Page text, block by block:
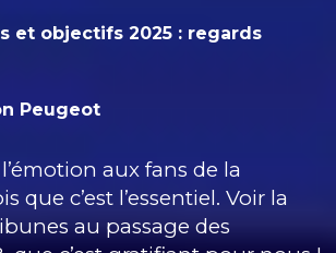
et objectifs 2025 : regards
Peugeot
aux fans de la
que c’est l’essentiel. Voir la
au passage des